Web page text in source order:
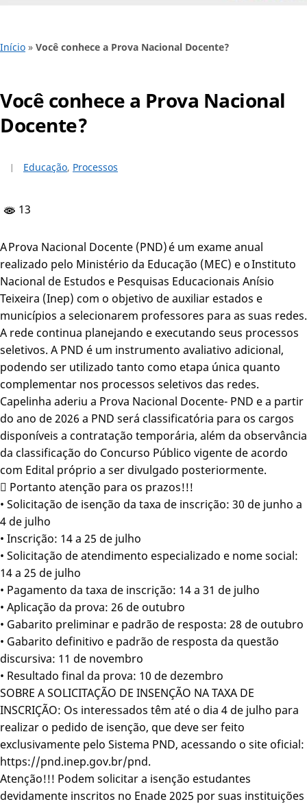
Início » Você conhece a Prova Nacional Docente?
Você conhece a Prova Nacional
Docente?
Educação, Processos
13
A Prova Nacional Docente (PND) é um exame anual
realizado pelo Ministério da Educação (MEC) e o Instituto
Nacional de Estudos e Pesquisas Educacionais Anísio
Teixeira (Inep) com o objetivo de auxiliar estados e
municípios a selecionarem professores para as suas redes.
A rede continua planejando e executando seus processos
seletivos. A PND é um instrumento avaliativo adicional,
podendo ser utilizado tanto como etapa única quanto
complementar nos processos seletivos das redes.
Capelinha aderiu a Prova Nacional Docente- PND e a partir
do ano de 2026 a PND será classificatória para os cargos
disponíveis a contratação temporária, além da observância
da classificação do Concurso Público vigente de acordo
com Edital próprio a ser divulgado posteriormente.
 Portanto atenção para os prazos!!!
• Solicitação de isenção da taxa de inscrição: 30 de junho a
4 de julho
• Inscrição: 14 a 25 de julho
• Solicitação de atendimento especializado e nome social:
14 a 25 de julho
• Pagamento da taxa de inscrição: 14 a 31 de julho
• Aplicação da prova: 26 de outubro
• Gabarito preliminar e padrão de resposta: 28 de outubro
• Gabarito definitivo e padrão de resposta da questão
discursiva: 11 de novembro
• Resultado final da prova: 10 de dezembro
SOBRE A SOLICITAÇÃO DE INSENÇÃO NA TAXA DE
INSCRIÇÃO: Os interessados têm até o dia 4 de julho para
realizar o pedido de isenção, que deve ser feito
exclusivamente pelo Sistema PND, acessando o site oficial:
https://pnd.inep.gov.br/pnd.
Atenção!!! Podem solicitar a isenção estudantes
devidamente inscritos no Enade 2025 por suas instituições